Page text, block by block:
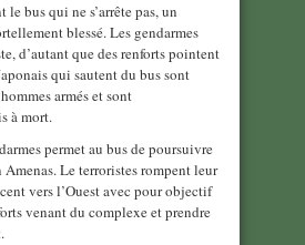
le bus qui ne s’arrête pas, un
blessé. Les gendarmes
d’autant que des renforts pointent
qui sautent du bus sont
armés et sont
à mort.
permet au bus de poursuivre
Le terroristes rompent leur
vers l’Ouest avec pour objectif
venant du complexe et prendre